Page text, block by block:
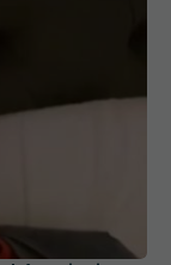
Am cinci